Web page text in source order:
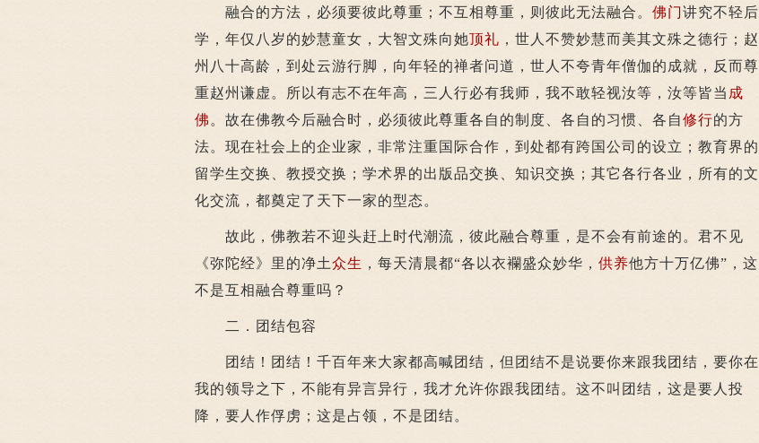
融合的方法，必须要彼此尊重；不互相尊重，则彼此无法融合。 佛门讲究不轻后
学，年仅八岁的妙慧童女，大智文殊向她顶礼 ，世人不赞妙慧而美其文殊之德行；赵
州八十高龄，到处云游行脚，向年轻的禅者问道，世人不夸青年僧伽的成就，反而尊
重赵州谦虚。所以有志不在年高，三人行必有我师，我不敢轻视汝等，汝等皆当 成
佛 。故在佛教今后融合时，必须彼此尊重各自的制度、各自的习惯、各自修行的方
法。现在社会上的企业家，非常注重国际合作，到处都有跨国公司的设立；教育界的
留学生交换、教授交换；学术界的出版品交换、知识交换；其它各行各业，所有的文
化交流，都奠定了天下一家的型态。
故此，佛教若不迎头赶上时代潮流，彼此融合尊重，是不会有前途的。君不见
《弥陀经》里的净土众生 ，每天清晨都“各以衣襴盛众妙华， 供养他方十万亿佛”，这
不是互相融合尊重吗？
二．团结包容
团结！团结！千百年来大家都高喊团结，但团结不是说要你来跟我团结，要你在
我的领导之下，不能有异言异行，我才允许你跟我团结。这不叫团结，这是要人投
降，要人作俘虏；这是占领，不是团结。